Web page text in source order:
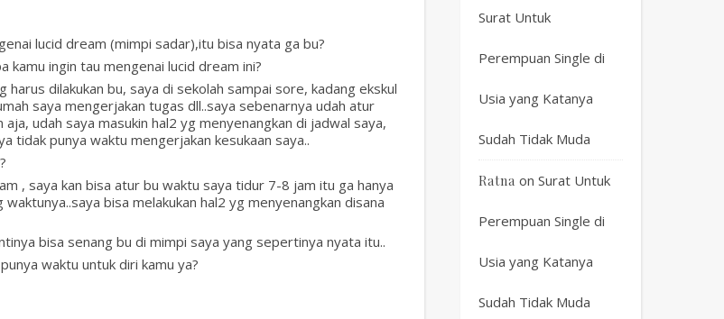
lucid dream (mimpi sadar),itu bisa nyata ga bu?
kamu ingin tau mengenai lucid dream ini?
harus dilakukan bu, saya di sekolah sampai sore, kadang ekskul
saya mengerjakan tugas dll..saya sebenarnya udah atur
udah saya masukin hal2 yg menyenangkan di jadwal saya,
tidak punya waktu mengerjakan kesukaan saya..
, saya kan bisa atur bu waktu saya tidur 7-8 jam itu ga hanya
bisa melakukan hal2 yg menyenangkan disana
bisa senang bu di mimpi saya yang sepertinya nyata itu..
waktu untuk diri kamu ya?
Surat Untuk
Perempuan Single di
Usia yang Katanya
Sudah Tidak Muda
Ratna on Surat Untuk
Perempuan Single di
Usia yang Katanya
Sudah Tidak Muda